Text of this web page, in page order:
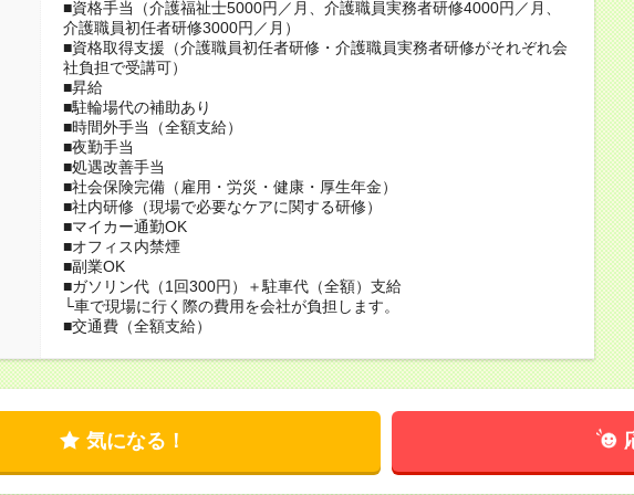
■資格手当（介護福祉士5000円／月、介護職員実務者研修4000円／月、
介護職員初任者研修3000円／月）
■資格取得支援（介護職員初任者研修・介護職員実務者研修がそれぞれ会
社負担で受講可）
■昇給
■駐輪場代の補助あり
■時間外手当（全額支給）
■夜勤手当
■処遇改善手当
■社会保険完備（雇用・労災・健康・厚生年金）
■社内研修（現場で必要なケアに関する研修）
■マイカー通勤OK
■オフィス内禁煙
■副業OK
■ガソリン代（1回300円）＋駐車代（全額）支給
└車で現場に行く際の費用を会社が負担します。
■交通費（全額支給）
気になる！